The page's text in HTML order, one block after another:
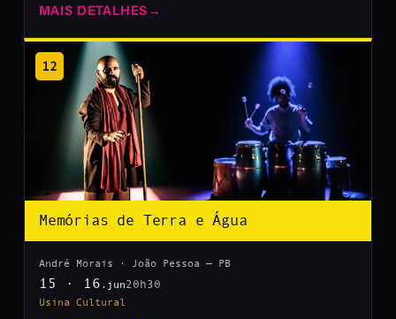
MAIS DETALHES →
12
Memórias de Terra e Água
André Morais · João Pessoa — PB
15 · 16 .jun20h30
Usina Cultural